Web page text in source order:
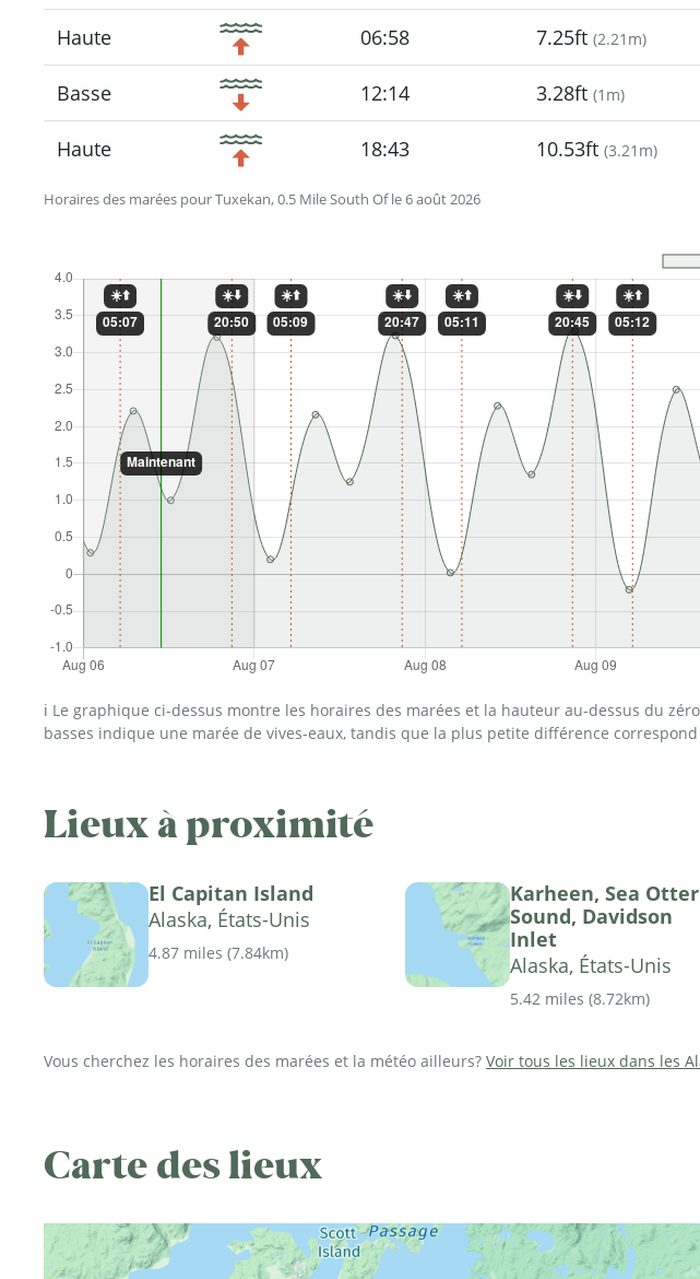
Horaires des marées pour Tuxekan, 0.5 Mile South Of le 6 août 2026
Haute 06:58 7.25ft (2.21m)
Basse 12:14 3.28ft (1m)
Haute 18:43 10.53ft (3.21m)
ℹ️ Le graphique ci-dessus montre les horaires des marées et la hauteur au-dessus du
basses indique une marée de vives-eaux, tandis que la plus petite différence
Lieux à proximité
El Capitan Island
Alaska, États-Unis
4.87 miles (7.84km)
Karheen, Sea Otter
Sound, Davidson
Inlet
Alaska, États-Unis
5.42 miles (8.72km)
Vous cherchez les horaires des marées et la météo ailleurs? Voir tous les lieux dans les
Carte des lieux